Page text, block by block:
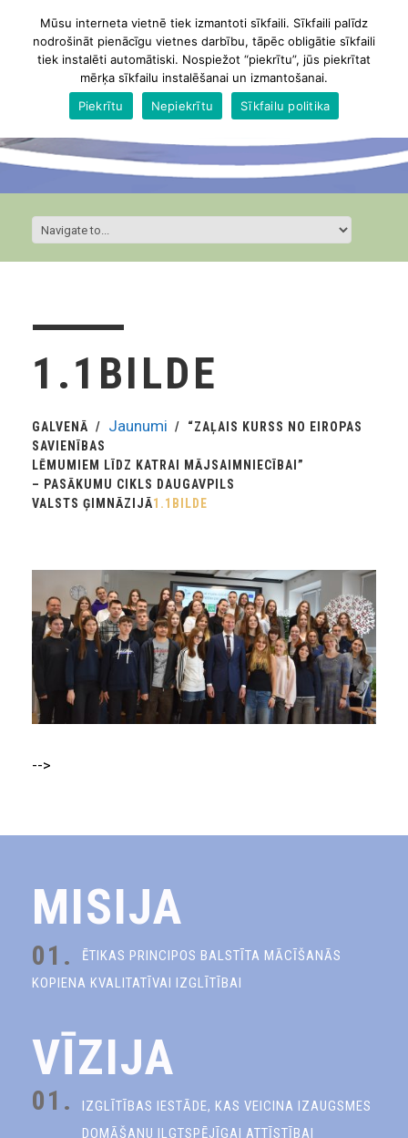
1.1BILDE
GALVENĀ Jaunumi
“ZAĻAIS KURSS NO EIROPAS
SAVIENĪBAS
LĒMUMIEM LĪDZ KATRAI MĀJSAIMNIECĪBAI”
– PASĀKUMU CIKLS DAUGAVPILS
VALSTS ĢIMNĀZIJĀ1.1BILDE
-->
MISIJA
01.
ĒTIKAS PRINCIPOS BALSTĪTA MĀCĪŠANĀS
KOPIENA KVALITATĪVAI IZGLĪTĪBAI
VĪZIJA
01.
IZGLĪTĪBAS IESTĀDE, KAS VEICINA IZAUGSMES
DOMĀŠANU ILGTSPĒJĪGAI ATTĪSTĪBAI
Mūsu interneta vietnē tiek izmantoti sīkfaili. Sīkfaili palīdz
nodrošināt pienācīgu vietnes darbību, tāpēc obligātie sīkfaili
tiek instalēti automātiski. Nospiežot “piekrītu”, jūs piekrītat
mērķa sīkfailu instalēšanai un izmantošanai.
Piekrītu
Nepiekrītu Sīkfailu politika